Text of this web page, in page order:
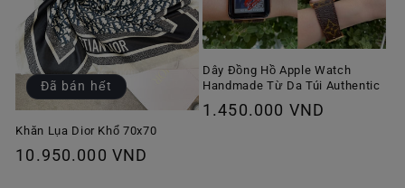
Đã bán hết
Khăn Lụa Dior Khổ 70x70
Giá
10.950.000 VND
Dây Đồng Hồ Apple Watch
Handmade Từ Da Túi Authentic
Giá
1.450.000 VND